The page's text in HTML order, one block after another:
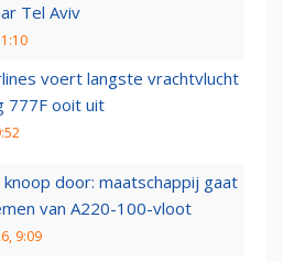
Tel Aviv
voert langste vrachtvlucht
777F ooit uit
knoop door: maatschappij gaat
van A220-100-vloot
9:09